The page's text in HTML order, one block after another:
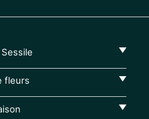
fleurs